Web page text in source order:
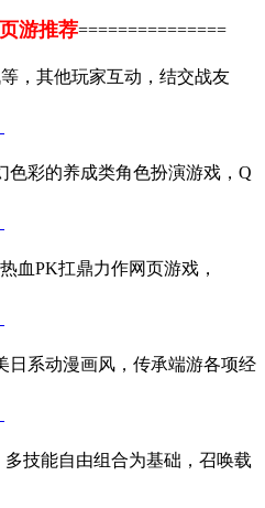
游推荐===============
，其他玩家互动，结交战友
色彩的养成类角色扮演游戏，Q
血PK扛鼎力作网页游戏，
日系动漫画风，传承端游各项经
多技能自由组合为基础，召唤载